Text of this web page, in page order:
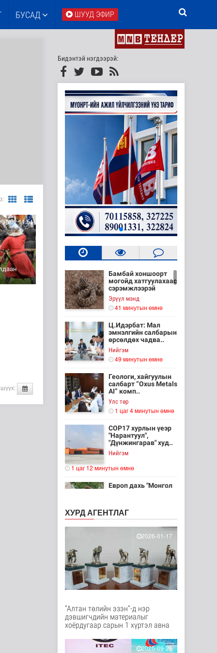
БУСАД ШУУД ЭФИР
02 11:51
Бидэнтэй нэгдээрэй:
Бамбай хоншоорт
могойд хатгуулахаас
сэрэмжлээрэй
Эрүүл мэнд
41 минутын өмнө
Ц.Идэрбат: Мал
эмнэлгийн салбарын
өрсөлдөх чадва..
Нийгэм
49 минутын өмнө
Геологи, хайгуулын
салбарт “Oxus Metals
AI” комп..
Улс төр
1 цаг 4 минутын өмнө
COP17 хурлын үеэр
"Нарантуул",
"Дүнжингарав" худ..
Нийгэм
1 цаг 12 минутын өмнө
Европ дахь "Монгол
Энтертайнмент
1 цаг 20 минутын өмнө
хүчээ хэмнэх
зорилгоор
хязгаарла..
Дэлхийд
2 цаг 34 минутын өмнө
үйлчилгээгээр иргэд
жолооны болон..
Нийгэм
2 цаг 39 минутын өмнө
ХУРД АГЕНТЛАГ
2026-01-17
“Алтан төлийн эзэн”-д нэр
дэвшигчдийн материалыг
хоёрдугаар сарын 1 хүртэл авна
2025-09-26